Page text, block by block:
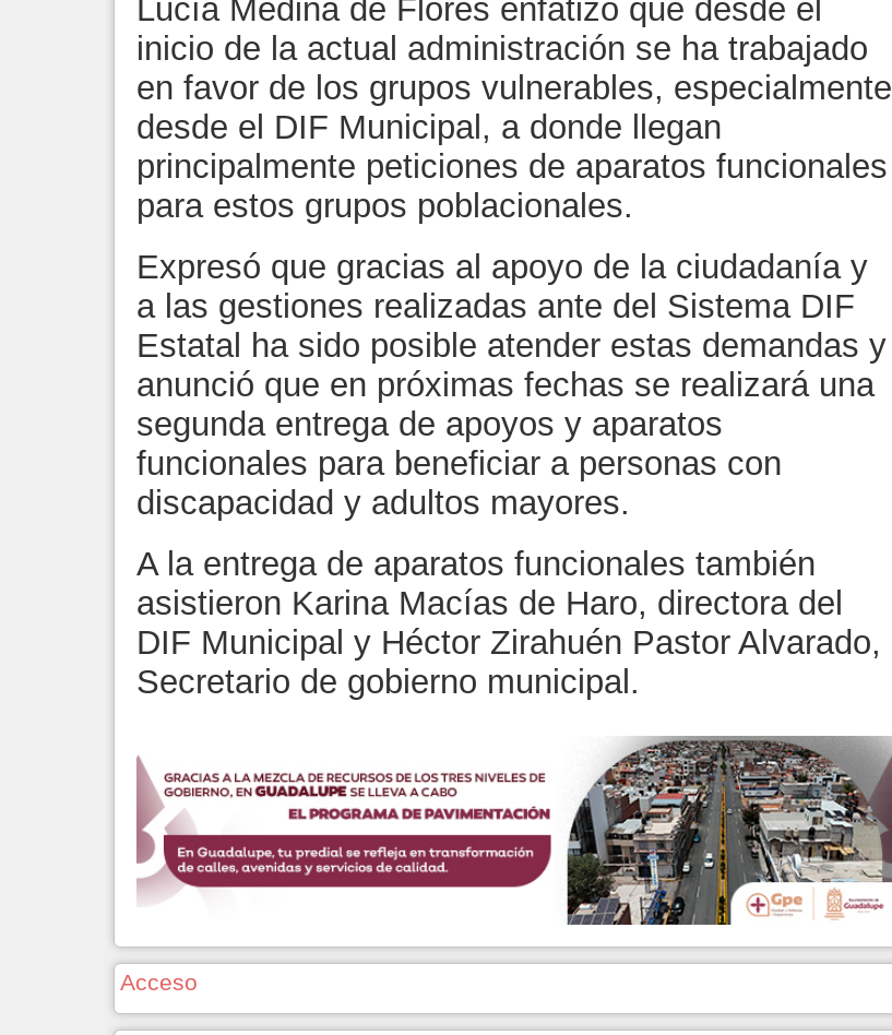
Lucía Medina de Flores enfatizó que desde el
inicio de la actual administración se ha trabajado
en favor de los grupos vulnerables, especialmente
desde el DIF Municipal, a donde llegan
principalmente peticiones de aparatos funcionales
para estos grupos poblacionales.
Expresó que gracias al apoyo de la ciudadanía y
a las gestiones realizadas ante del Sistema DIF
Estatal ha sido posible atender estas demandas y
anunció que en próximas fechas se realizará una
segunda entrega de apoyos y aparatos
funcionales para beneficiar a personas con
discapacidad y adultos mayores.
A la entrega de aparatos funcionales también
asistieron Karina Macías de Haro, directora del
DIF Municipal y Héctor Zirahuén Pastor Alvarado,
Secretario de gobierno municipal.
Acceso